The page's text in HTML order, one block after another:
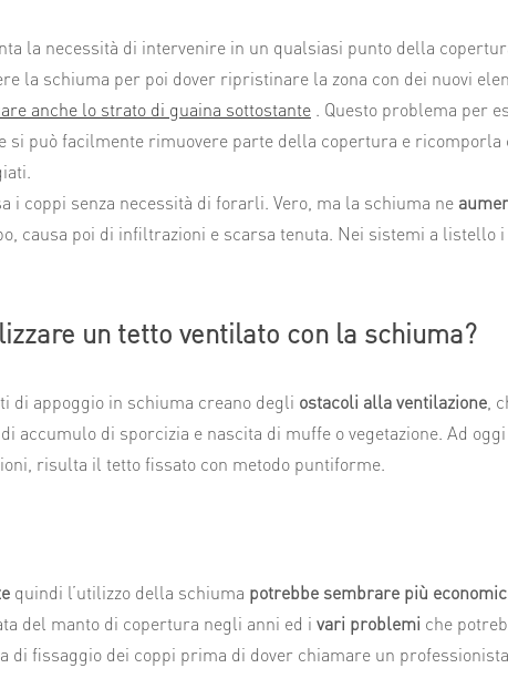
la necessità di intervenire in un qualsiasi punto della
la schiuma per poi dover ripristinare la zona con dei nuovi
anche lo strato di guaina sottostante . Questo problema per
si può facilmente rimuovere parte della copertura e
i coppi senza necessità di forarli. Vero, ma la schiuma ne
causa poi di infiltrazioni e scarsa tenuta. Nei sistemi a listello
un tetto ventilato con la schiuma?
di appoggio in schiuma creano degli ostacoli alla ventilazione ,
accumulo di sporcizia e nascita di muffe o vegetazione. Ad
risulta il tetto fissato con metodo puntiforme.
quindi l’utilizzo della schiuma potrebbe sembrare più
del manto di copertura negli anni ed i vari problemi che
di fissaggio dei coppi prima di dover chiamare un